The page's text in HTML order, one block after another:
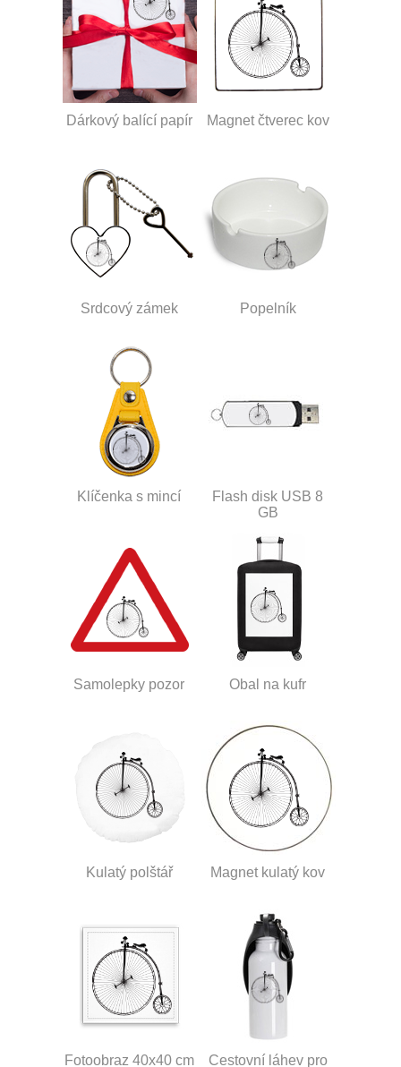
Dárkový balící papír Magnet čtverec kov
Srdcový zámek Popelník
Klíčenka s mincí
Flash disk USB 8
GB
Samolepky pozor Obal na kufr
Kulatý polštář Magnet kulatý kov
Fotoobraz 40x40 cm
Cestovní láhev pro